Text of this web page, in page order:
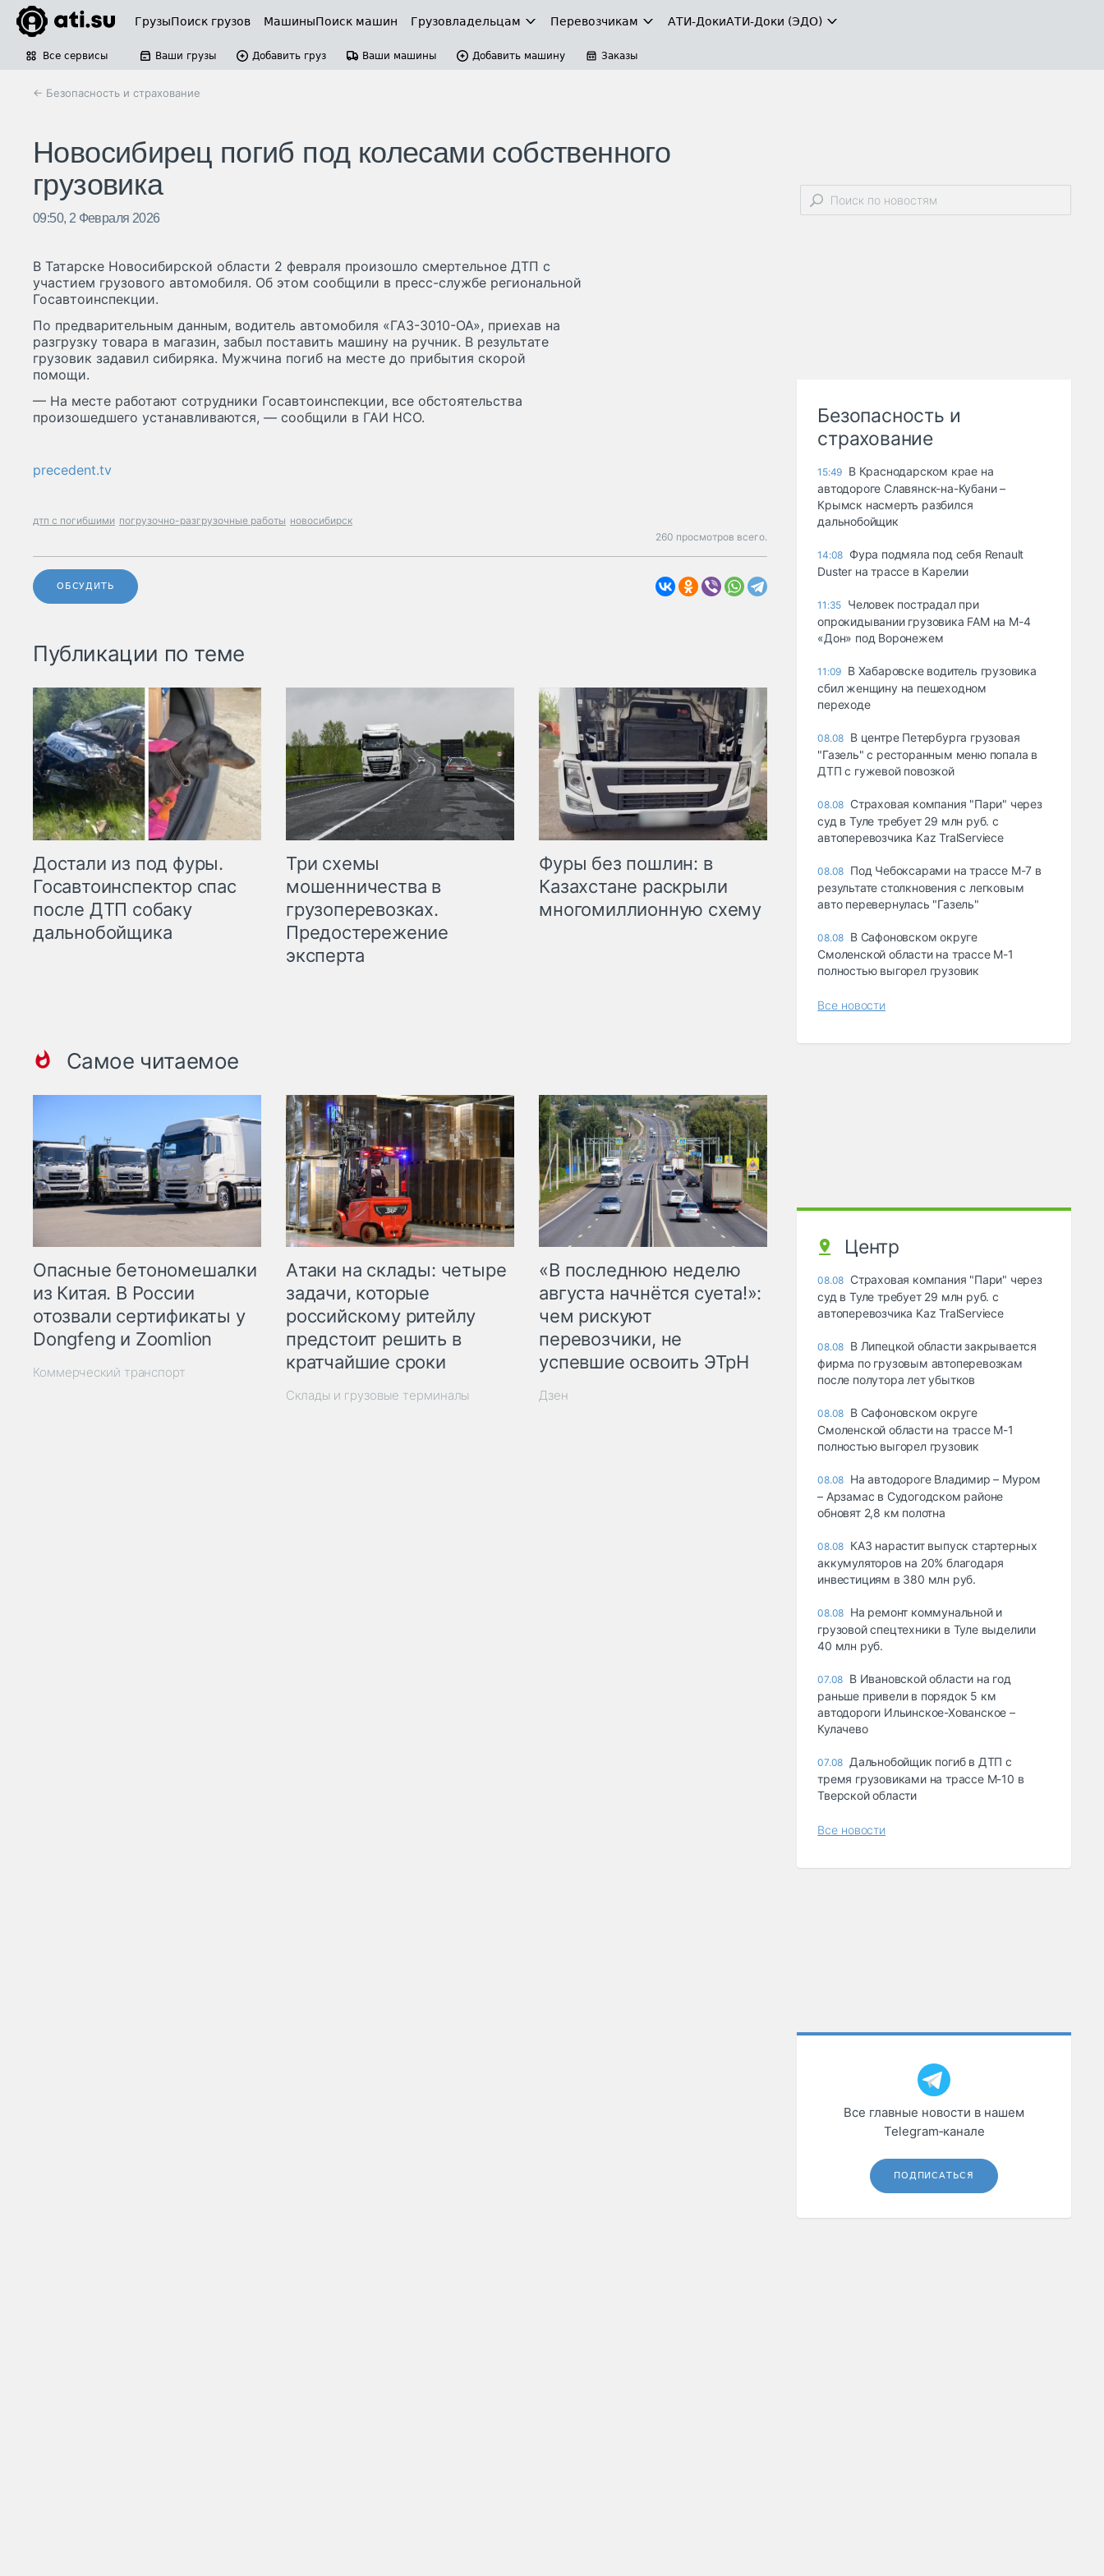
ГрузыПоиск грузов МашиныПоиск машин Грузовладельцам Перевозчикам АТИ-ДокиАТИ-Доки (ЭДО)
Все сервисы Ваши грузы Добавить груз Ваши машины Добавить машину Заказы
← Безопасность и страхование
Новосибирец погиб под колесами собственного
грузовика
09:50, 2 Февраля 2026
В Татарске Новосибирской области 2 февраля произошло смертельное ДТП с
участием грузового автомобиля. Об этом сообщили в пресс-службе региональной
Госавтоинспекции.
По предварительным данным, водитель автомобиля «ГАЗ-3010-ОА», приехав на
разгрузку товара в магазин, забыл поставить машину на ручник. В результате
грузовик задавил сибиряка. Мужчина погиб на месте до прибытия скорой
помощи.
— На месте работают сотрудники Госавтоинспекции, все обстоятельства
произошедшего устанавливаются, — сообщили в ГАИ НСО.
precedent.tv
дтп с погибшими погрузочно-разгрузочные работы новосибирск
260 просмотров всего.
ОБСУДИТЬ
Публикации по теме
Достали из под фуры.
Госавтоинспектор спас
после ДТП собаку
дальнобойщика
Три схемы
мошенничества в
грузоперевозках.
Предостережение
эксперта
Фуры без пошлин: в
Казахстане раскрыли
многомиллионную схему
Самое читаемое
Опасные бетономешалки
из Китая. В России
отозвали сертификаты у
Dongfeng и Zoomlion
Коммерческий транспорт
Атаки на склады: четыре
задачи, которые
российскому ритейлу
предстоит решить в
кратчайшие сроки
Склады и грузовые терминалы
«В последнюю неделю
августа начнётся суета!»:
чем рискуют
перевозчики, не
успевшие освоить ЭТрН
Дзен
Безопасность и
страхование
15:49 В Краснодарском крае на
автодороге Славянск-на-Кубани –
Крымск насмерть разбился
дальнобойщик
14:08 Фура подмяла под себя Renault
Duster на трассе в Карелии
11:35 Человек пострадал при
опрокидывании грузовика FAM на М-4
«Дон» под Воронежем
11:09 В Хабаровске водитель грузовика
сбил женщину на пешеходном
переходе
08.08 В центре Петербурга грузовая
"Газель" с ресторанным меню попала в
ДТП с гужевой повозкой
08.08 Страховая компания "Пари" через
суд в Туле требует 29 млн руб. с
автоперевозчика Kaz TralServiece
08.08 Под Чебоксарами на трассе М-7 в
результате столкновения с легковым
авто перевернулась "Газель"
08.08 В Сафоновском округе
Смоленской области на трассе М-1
полностью выгорел грузовик
Все новости
Центр
08.08 Страховая компания "Пари" через
суд в Туле требует 29 млн руб. с
автоперевозчика Kaz TralServiece
08.08 В Липецкой области закрывается
фирма по грузовым автоперевозкам
после полутора лет убытков
08.08 В Сафоновском округе
Смоленской области на трассе М-1
полностью выгорел грузовик
08.08 На автодороге Владимир – Муром
– Арзамас в Судогодском районе
обновят 2,8 км полотна
08.08 КАЗ нарастит выпуск стартерных
аккумуляторов на 20% благодаря
инвестициям в 380 млн руб.
08.08 На ремонт коммунальной и
грузовой спецтехники в Туле выделили
40 млн руб.
07.08 В Ивановской области на год
раньше привели в порядок 5 км
автодороги Ильинское-Хованское –
Кулачево
07.08 Дальнобойщик погиб в ДТП с
тремя грузовиками на трассе М-10 в
Тверской области
Все новости
Все главные новости в нашем
Telegram‑канале
ПОДПИСАТЬСЯ